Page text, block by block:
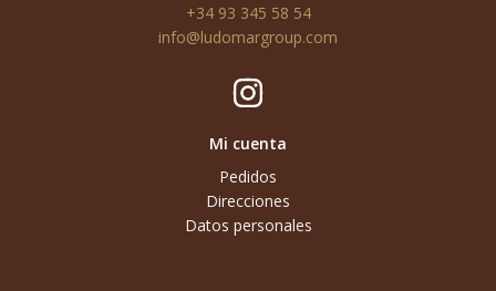
+34 93 345 58 54
info@ludomargroup.com
Mi cuenta
Pedidos
Direcciones
Datos personales